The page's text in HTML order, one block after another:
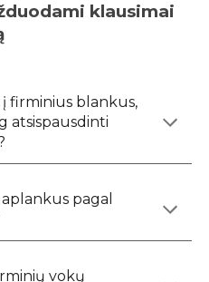
klausimai
firminius blankus,
atsispausdinti
pagal
vokų